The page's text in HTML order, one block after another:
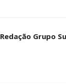
Redação Grupo